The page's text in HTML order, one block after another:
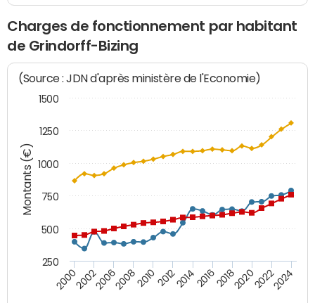
Charges de fonctionnement par habitant
de Grindorff-Bizing
Montants (€)
(Source : JDN d'après ministère de l'Economie)
200020022006200820102012201420162018202020222024
250
500
750
1000
1250
1500